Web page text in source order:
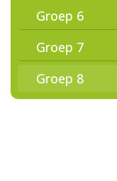
Groep 6
Groep 7
Groep 8